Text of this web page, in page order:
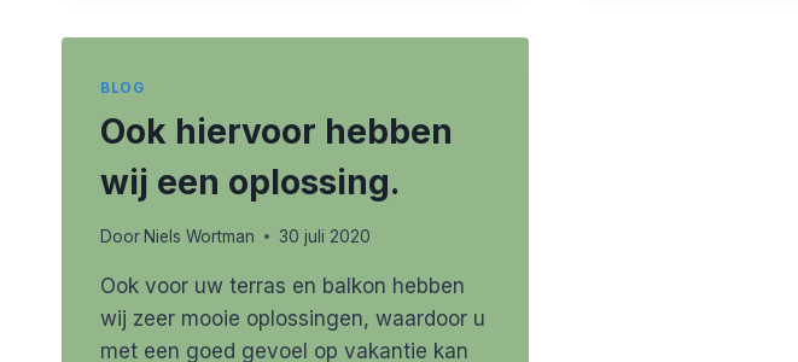
BLOG
Ook hiervoor hebben
wij een oplossing.
Door Niels Wortman 30 juli 2020
Ook voor uw terras en balkon hebben
wij zeer mooie oplossingen, waardoor u
met een goed gevoel op vakantie kan